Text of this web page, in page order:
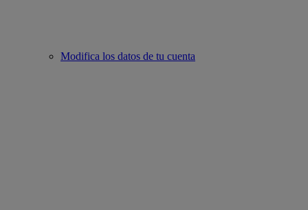
Modifica los datos de tu cuenta